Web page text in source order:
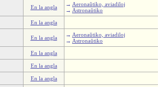
En la angla → Aeronaŭtiko, aviadiloj
→ Astronaŭtiko
En la angla
En la angla → Aeronaŭtiko, aviadiloj
→ Astronaŭtiko
En la angla
En la angla
En la angla